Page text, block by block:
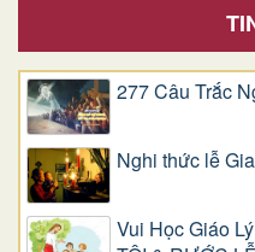
277 Câu Trắc
Nghi thức lễ
Vui Học Giáo